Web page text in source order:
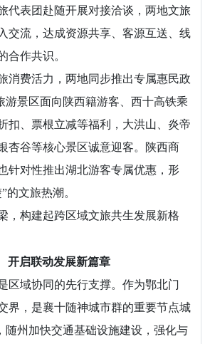
代表团赴随开展对接洽谈，两地文旅
交流，达成资源共享、客源互送、线
合作共识。
费活力，两地同步推出专属惠民政
游景区面向陕西籍游客、西十高铁乘
扣、票根立减等福利，大洪山、炎帝
杏谷等核心景区诚意迎客。陕西商
针对性推出湖北游客专属优惠，形
的文旅热潮。
构建起跨区域文旅共生发展新格
开启联动发展新篇章
域协同的先行支撑。作为鄂北门
界，是襄十随神城市群的重要节点城
随州加快交通基础设施建设，强化与